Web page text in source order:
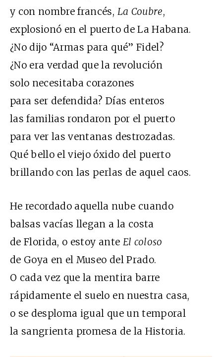
y con nombre francés, La Coubre,
explosionó en el puerto de La Habana.
¿No dijo “Armas para qué” Fidel?
¿No era verdad que la revolución
solo necesitaba corazones
para ser defendida? Días enteros
las familias rondaron por el puerto
para ver las ventanas destrozadas.
Qué bello el viejo óxido del puerto
brillando con las perlas de aquel caos.
He recordado aquella nube cuando
balsas vacías llegan a la costa
de Florida, o estoy ante El coloso
de Goya en el Museo del Prado.
O cada vez que la mentira barre
rápidamente el suelo en nuestra casa,
o se desploma igual que un temporal
la sangrienta promesa de la Historia.